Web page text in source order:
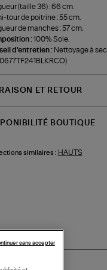
(taille 36) : 66 cm.
tour de poitrine : 55 cm.
de manches : 57 cm.
:100% Soie.
d'entretien : Nettoyage à sec.
ET RETOUR
BOUTIQUE
similaires : HAUTS
sans accepter